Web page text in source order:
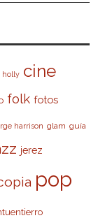
holly cine
folk fotos
harrison glam guía
jerez
pop